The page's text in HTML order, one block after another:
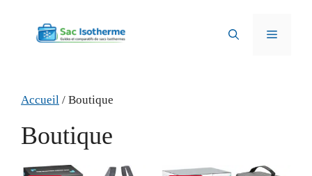
contenu
Menu
Accueil / Boutique
Boutique